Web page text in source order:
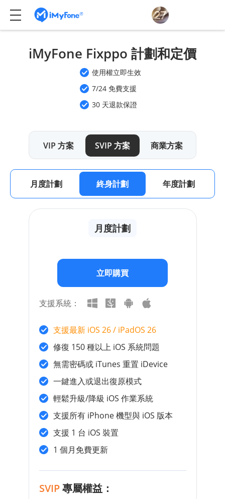
iMyFone Fixppo 計劃和定價
使用權立即生效
7/24 免費支援
30 天退款保證
VIP 方案 SVIP 方案 商業方案
月度計劃 終身計劃 年度計劃
月度計劃
立即購買
支援系統：
支援最新 iOS 26 / iPadOS 26
修復 150 種以上 iOS 系統問題
無需密碼或 iTunes 重置 iDevice
一鍵進入或退出復原模式
輕鬆升級/降級 iOS 作業系統
支援所有 iPhone 機型與 iOS 版本
支援 1 台 iOS 裝置
1 個月免費更新
SVIP專屬權益：